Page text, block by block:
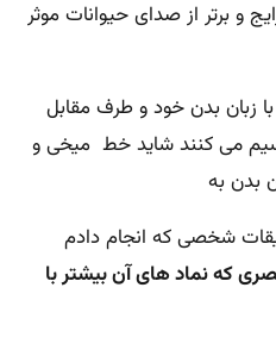
و برتر از صدای حیوانات موثر
زبان بدن خود و طرف مقابل
می کنند شاید خط میخی و
بدن به
شخصی که انجام دادم
که نماد های آن بیشتر با